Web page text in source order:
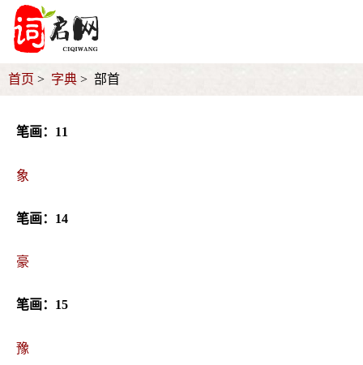
首页 字典 部首
笔画：11
象
笔画：14
豪
笔画：15
豫